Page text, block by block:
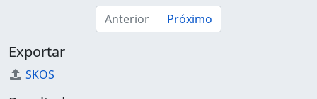
Anterior
Próximo
Exportar
SKOS